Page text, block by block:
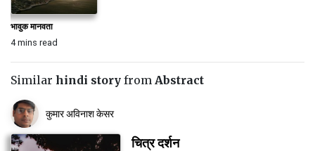
भावुक मानवता
4 mins read
Similar hindi story from Abstract
कुमार अविनाश केसर
चित्र दर्शन